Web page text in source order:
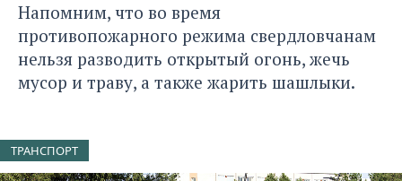
Напомним, что во время
противопожарного режима свердловчанам
нельзя разводить открытый огонь, жечь
мусор и траву, а также жарить шашлыки.
ТРАНСПОРТ